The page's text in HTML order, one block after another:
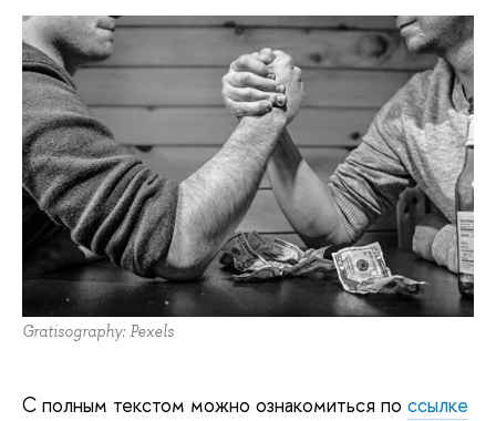
Gratisography: Pexels
С полным текстом можно ознакомиться по ссылке